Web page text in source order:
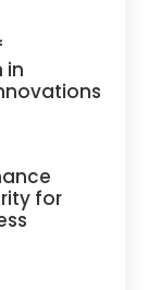
in
for